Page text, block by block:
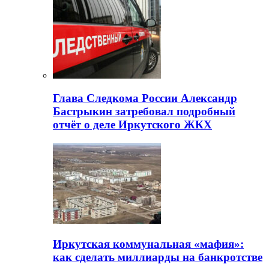
Глава Следкома России Александр
Бастрыкин затребовал подробный
отчёт о деле Иркутского ЖКХ
Иркутская коммунальная «мафия»:
как сделать миллиарды на банкротстве